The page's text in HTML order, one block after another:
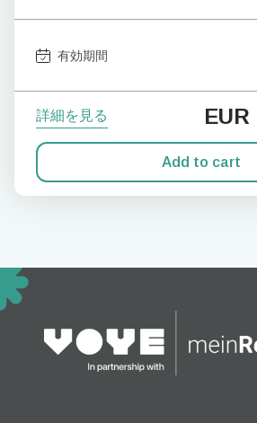
有効期間
詳細を見る EUR
Add to cart